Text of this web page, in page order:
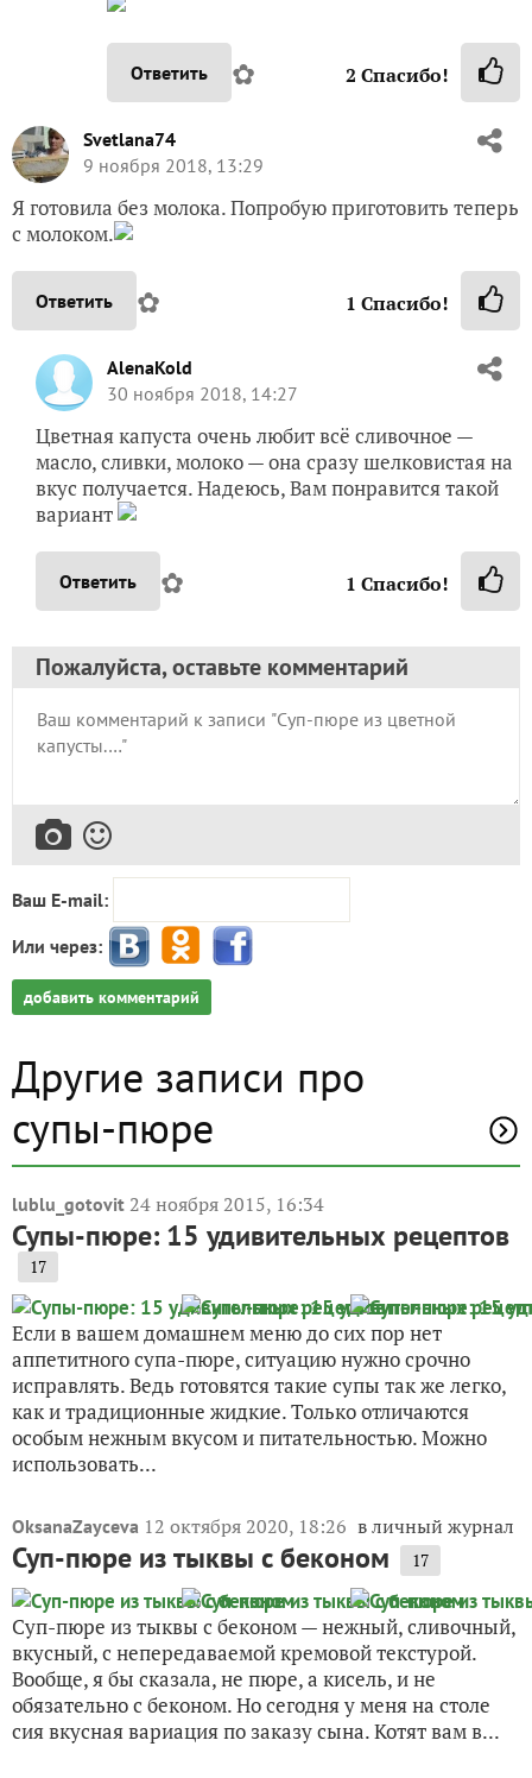
Ответить ✿ 2 Спасибо!
Svetlana74
9 ноября 2018, 13:29
Я готовила без молока. Попробую приготовить теперь
с молоком.
Ответить ✿ 1 Спасибо!
AlenaKold
30 ноября 2018, 14:27
Цветная капуста очень любит всё сливочное —
масло, сливки, молоко — она сразу шелковистая на
вкус получается. Надеюсь, Вам понравится такой
вариант
Ответить ✿ 1 Спасибо!
Пожалуйста, оставьте комментарий
Ваш E-mail:
Или через:
добавить комментарий
Другие записи про
супы-пюре
lublu_gotovit 24 ноября 2015, 16:34
Супы-пюре: 15 удивительных рецептов
17
Если в вашем домашнем меню до сих пор нет
аппетитного супа-пюре, ситуацию нужно срочно
исправлять. Ведь готовятся такие супы так же легко,
как и традиционные жидкие. Только отличаются
особым нежным вкусом и питательностью. Можно
использовать...
OksanaZayceva 12 октября 2020, 18:26 в личный журнал
Суп-пюре из тыквы с беконом 17
Суп-пюре из тыквы с беконом — нежный, сливочный,
вкусный, с непередаваемой кремовой текстурой.
Вообще, я бы сказала, не пюре, а кисель, и не
обязательно с беконом. Но сегодня у меня на столе
сия вкусная вариация по заказу сына. Котят вам в...